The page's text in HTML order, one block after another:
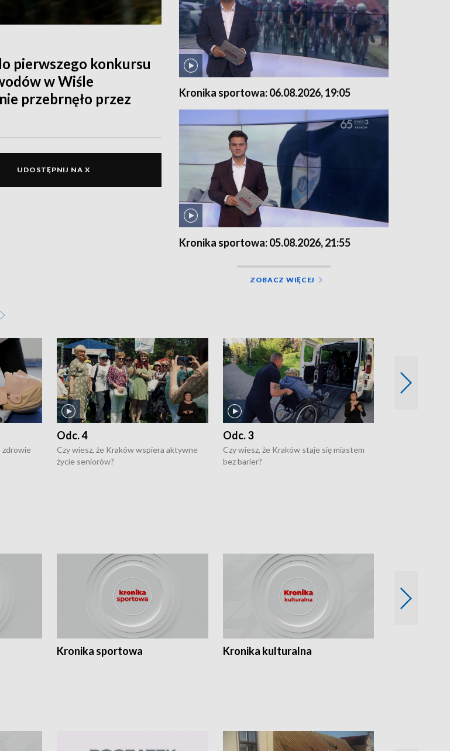
pierwszego konkursu
w Wiśle
przebrnęło przez
UDOSTĘPNIJ NA X
Kronika sportowa: 06.08.2026, 19:05
Kronika sportowa: 05.08.2026, 21:55
ZOBACZ WIĘCEJ
zdrowie
Odc. 4
Czy wiesz, że Kraków wspiera aktywne
życie seniorów?
Odc. 3
Czy wiesz, że Kraków staje się miastem
bez barier?
Kronika sportowa Kronika kulturalna